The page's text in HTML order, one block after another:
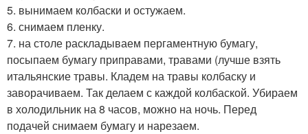
5. вынимаем колбаски и остужаем.
6. снимаем пленку.
7. на столе раскладываем пергаментную бумагу,
посыпаем бумагу приправами, травами (лучше взять
итальянские травы. Кладем на травы колбаску и
заворачиваем. Так делаем с каждой колбаской. Убираем
в холодильник на 8 часов, можно на ночь. Перед
подачей снимаем бумагу и нарезаем.